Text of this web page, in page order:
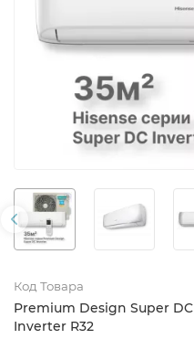
Код Товара
Premium Design Super DC
Inverter R32